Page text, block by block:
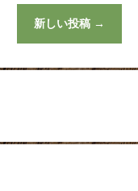
新しい投稿 →